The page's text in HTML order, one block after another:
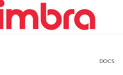
DOCS